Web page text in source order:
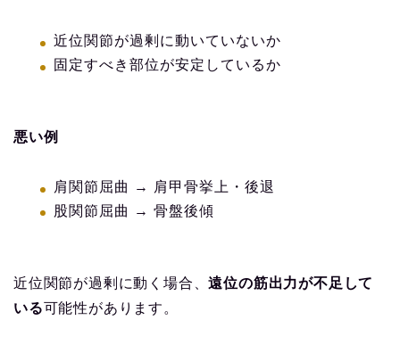
近位関節が過剰に動いていないか
固定すべき部位が安定しているか
悪い例
肩関節屈曲 → 肩甲骨挙上・後退
股関節屈曲 → 骨盤後傾
近位関節が過剰に動く場合、遠位の筋出力が不足して
いる可能性があります。